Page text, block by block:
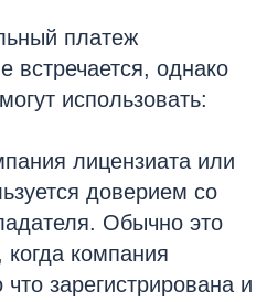
платеж
встречается, однако
использовать:
лицензиата или
доверием со
Обычно это
компания
зарегистрирована и